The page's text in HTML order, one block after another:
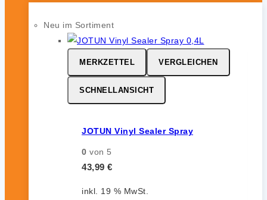
Neu im Sortiment
MERKZETTEL VERGLEICHEN
SCHNELLANSICHT
JOTUN Vinyl Sealer Spray
0 von 5
43,99 €
inkl. 19 % MwSt.